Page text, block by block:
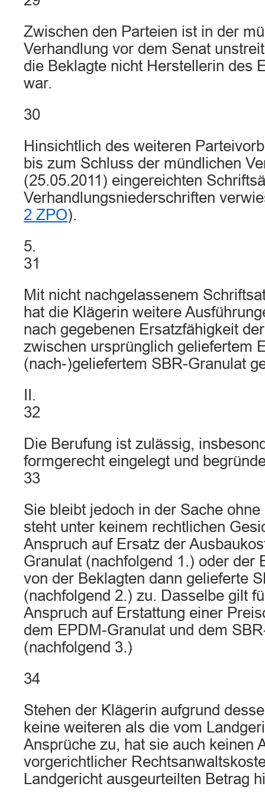
Zwischen den Parteien ist in der
Verhandlung vor dem Senat
die Beklagte nicht Herstellerin des
war.
30
Hinsichtlich des weiteren
bis zum Schluss der mündlichen
(25.05.2011) eingereichten
Verhandlungsniederschriften
2 ZPO).
5.
31
Mit nicht nachgelassenem
hat die Klägerin weitere
nach gegebenen Ersatzfähigkeit
zwischen ursprünglich geliefertem
(nach-)geliefertem SBR-Granulat
II.
32
Die Berufung ist zulässig,
formgerecht eingelegt und
33
Sie bleibt jedoch in der Sache
steht unter keinem rechtlichen
Anspruch auf Ersatz der
Granulat (nachfolgend 1.) oder der
von der Beklagten dann gelieferte
(nachfolgend 2.) zu. Dasselbe gilt
Anspruch auf Erstattung einer
dem EPDM-Granulat und dem
(nachfolgend 3.)
34
Stehen der Klägerin aufgrund
keine weiteren als die vom
Ansprüche zu, hat sie auch keinen
vorgerichtlicher
Landgericht ausgeurteilten Betrag